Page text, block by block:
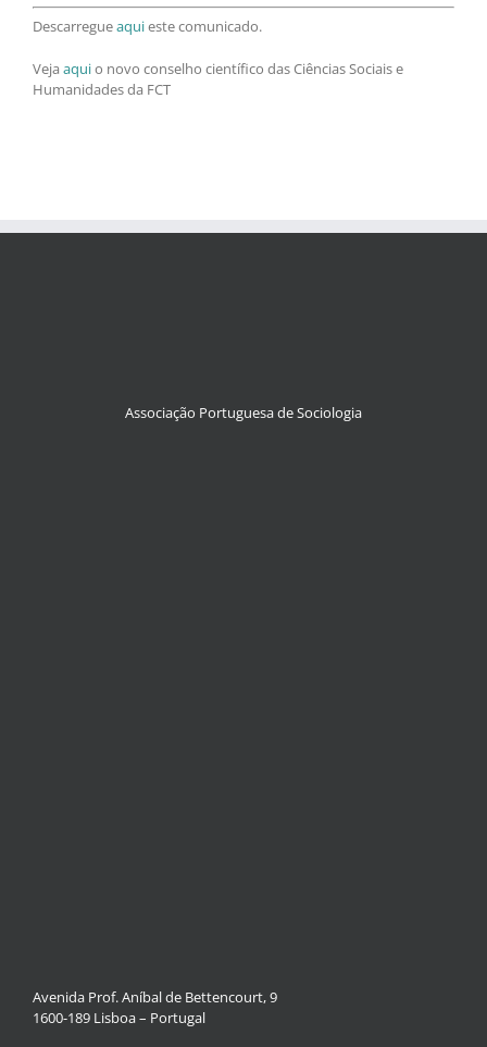
Descarregueaquieste comunicado.
Veja aquio novo conselho científico das Ciências Sociais e
Humanidades da FCT
Associação Portuguesa de Sociologia
Avenida Prof. Aníbal de Bettencourt, 9
1600-189 Lisboa – Portugal